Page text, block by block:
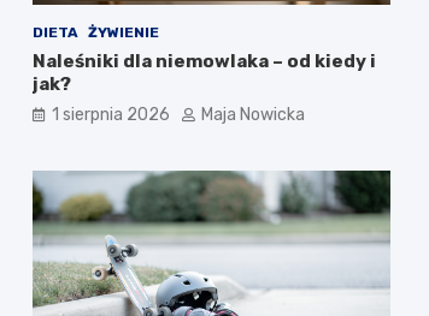
DIETA ŻYWIENIE
Naleśniki dla niemowlaka – od kiedy i
jak?
1 sierpnia 2026 Maja Nowicka